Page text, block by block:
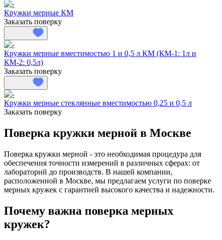
Кружки мерные КМ
Заказать поверку
Кружки мерные вместимостью 1 и 0,5 л КМ (КМ-1: 1л и
КМ-2: 0,5л)
Заказать поверку
Кружки мерные стеклянные вместимостью 0,25 и 0,5 л
Заказать поверку
Поверка кружки мерной в Москве
Поверка кружки мерной - это необходимая процедура для
обеспечения точности измерений в различных сферах: от
лабораторий до производств. В нашей компании,
расположенной в Москве, мы предлагаем услуги по поверке
мерных кружек с гарантией высокого качества и надежности.
Почему важна поверка мерных
кружек?